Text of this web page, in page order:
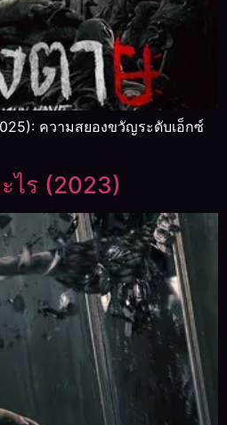
ความสยองขวัญระดับเอ็กซ์
ไร (2023)